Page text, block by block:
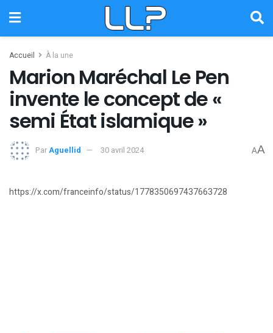
Accueil À la une
Marion Maréchal Le Pen
invente le concept de «
semi État islamique »
ParAguellid 30 avril 2024 AA
https://x.com/franceinfo/status/1778350697437663728